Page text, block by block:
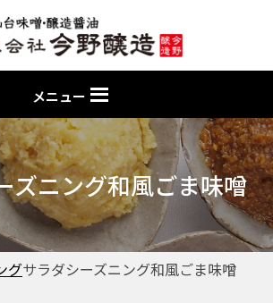
メニュー
ズニング和風ごま味噌
グサラダシーズニング和風ごま味噌